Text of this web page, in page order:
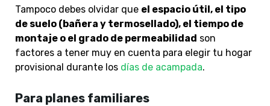
Tampoco debes olvidar que el espacio útil, el tipo
de suelo (bañera y termosellado), el tiempo de
montaje o el grado de permeabilidad son
factores a tener muy en cuenta para elegir tu hogar
provisional durante los días de acampada.
Para planes familiares